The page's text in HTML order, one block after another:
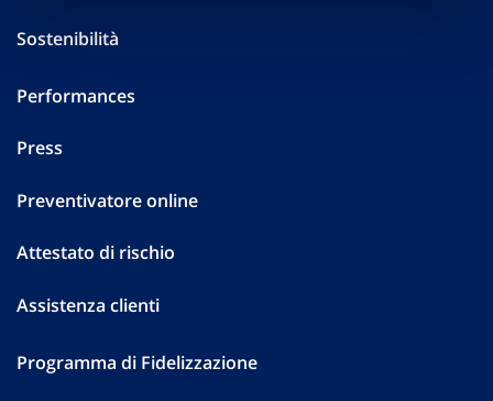
Sostenibilità
Performances
Press
Preventivatore online
Attestato di rischio
Assistenza clienti
Programma di Fidelizzazione